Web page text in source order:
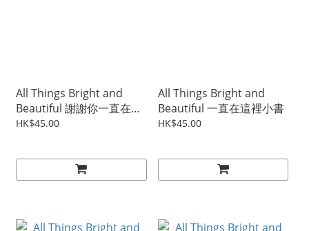
All Things Bright and
Beautiful 謝謝你一直在我
身邊小書
HK$45.00
All Things Bright and
Beautiful 一直在這裡小書
HK$45.00